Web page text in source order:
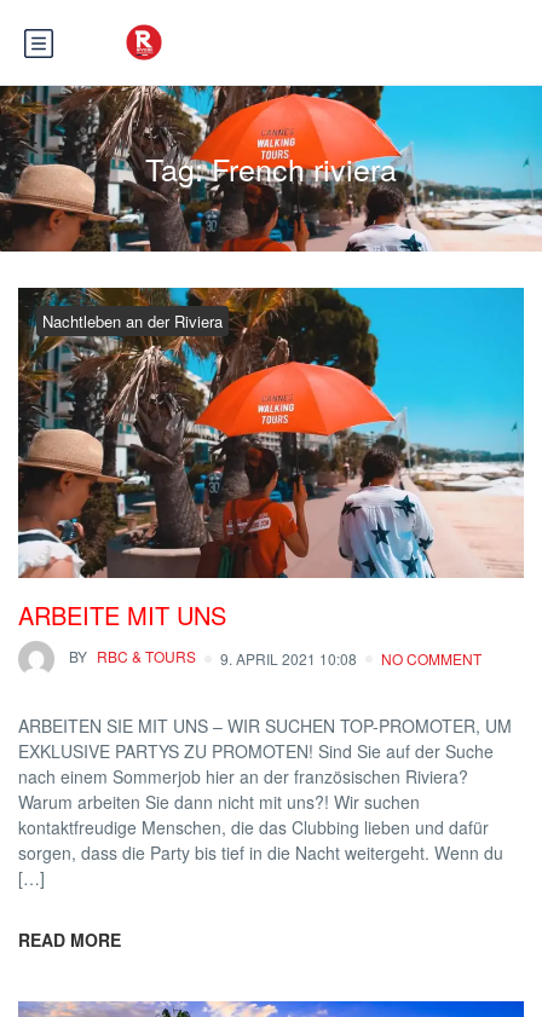
Tag:French riviera
Nachtleben an der Riviera
ARBEITE MIT UNS
BY RBC & TOURS 9. APRIL 2021 10:08 NO COMMENT
ARBEITEN SIE MIT UNS – WIR SUCHEN TOP-PROMOTER, UM
EXKLUSIVE PARTYS ZU PROMOTEN! Sind Sie auf der Suche
nach einem Sommerjob hier an der französischen Riviera?
Warum arbeiten Sie dann nicht mit uns?! Wir suchen
kontaktfreudige Menschen, die das Clubbing lieben und dafür
sorgen, dass die Party bis tief in die Nacht weitergeht. Wenn du
[…]
READ MORE